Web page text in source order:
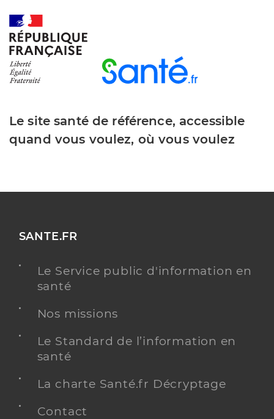
Le site santé de référence, accessible
quand vous voulez, où vous voulez
SANTE.FR
Le Service public d'information en
santé
Nos missions
Le Standard de l’information en
santé
La charte Santé.fr Décryptage
Contact